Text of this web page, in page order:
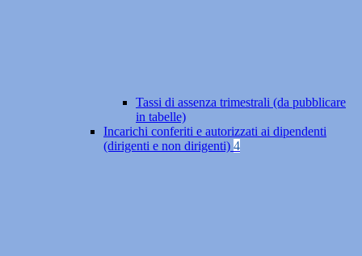
Tassi di assenza trimestrali (da pubblicare
in tabelle)
Incarichi conferiti e autorizzati ai dipendenti
(dirigenti e non dirigenti) 4